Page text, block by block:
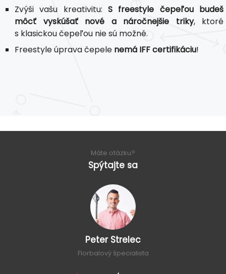
Zvýši vašu kreativitu: S freestyle čepeľou budeš
môcť vyskúšať nové a náročnejšie triky, ktoré
s klasickou čepeľou nie sú možné.
Freestyle úprava čepele nemá IFF certifikáciu!
Máte otázku?
Spýtajte sa
Peter Strelec
Florbalový špecialista